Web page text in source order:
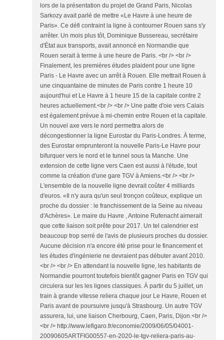
lors de la présentation du projet de Grand Paris, Nicolas
Sarkozy avait parlé de mettre «Le Havre à une heure de
Paris». Ce défi contraint la ligne à contourner Rouen sans s'y
arrêter. Un mois plus tôt, Dominique Bussereau, secrétaire
d'État aux transports, avait annoncé en Normandie que
Rouen serait à terme à une heure de Paris. <br /> <br />
Finalement, les premières études plaident pour une ligne
Paris - Le Havre avec un arrêt à Rouen. Elle mettrait Rouen à
une cinquantaine de minutes de Paris contre 1 heure 10
aujourd'hui et Le Havre à 1 heure 15 de la capitale contre 2
heures actuellement.<br /> <br /> Une patte d'oie vers Calais
est également prévue à mi-chemin entre Rouen et la capitale.
Un nouvel axe vers le nord permettra alors de
décongestionner la ligne Eurostar du Paris-Londres. À terme,
des Eurostar emprunteront la nouvelle Paris-Le Havre pour
bifurquer vers le nord et le tunnel sous la Manche. Une
extension de cette ligne vers Caen est aussi à l'étude, tout
comme la création d'une gare TGV à Amiens.<br /> <br />
L'ensemble de la nouvelle ligne devrait coûter 4 milliards
d'euros. «Il n'y aura qu'un seul tronçon coûteux, explique un
proche du dossier : le franchissement de la Seine au niveau
d'Achères». Le maire du Havre , Antoine Rufenacht aimerait
que cette liaison soit prête pour 2017. Un tel calendrier est
beaucoup trop serré de l'avis de plusieurs proches du dossier.
Aucune décision n'a encore été prise pour le financement et
les études d'ingénierie ne devraient pas débuter avant 2010.
<br /> <br /> En attendant la nouvelle ligne, les habitants de
Normandie pourront toutefois bientôt gagner Paris en TGV qui
circulera sur les les lignes classiques. À partir du 5 juillet, un
train à grande vitesse reliera chaque jour Le Havre, Rouen et
Paris avant de poursuivre jusqu'à Strasbourg. Un autre TGV
assurera, lui, une liaison Cherbourg, Caen, Paris, Dijon.<br />
<br /> http://www.lefigaro.fr/economie/2009/06/05/04001-
20090605ARTFIG00557-en-2020-le-tgv-reliera-paris-au-